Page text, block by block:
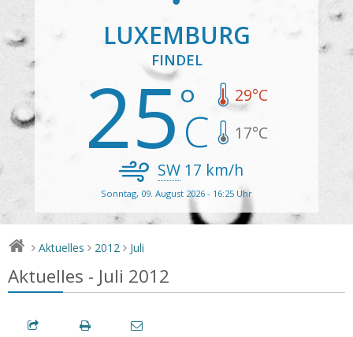
LUXEMBURG
FINDEL
25 29°C
17°C
SW17 km/h
Sonntag, 09. August 2026 - 16:25 Uhr
> Aktuelles > 2012 > Juli
Aktuelles - Juli 2012